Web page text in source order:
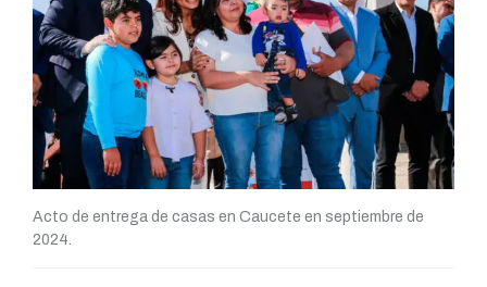
Acto de entrega de casas en Caucete en septiembre de
2024.